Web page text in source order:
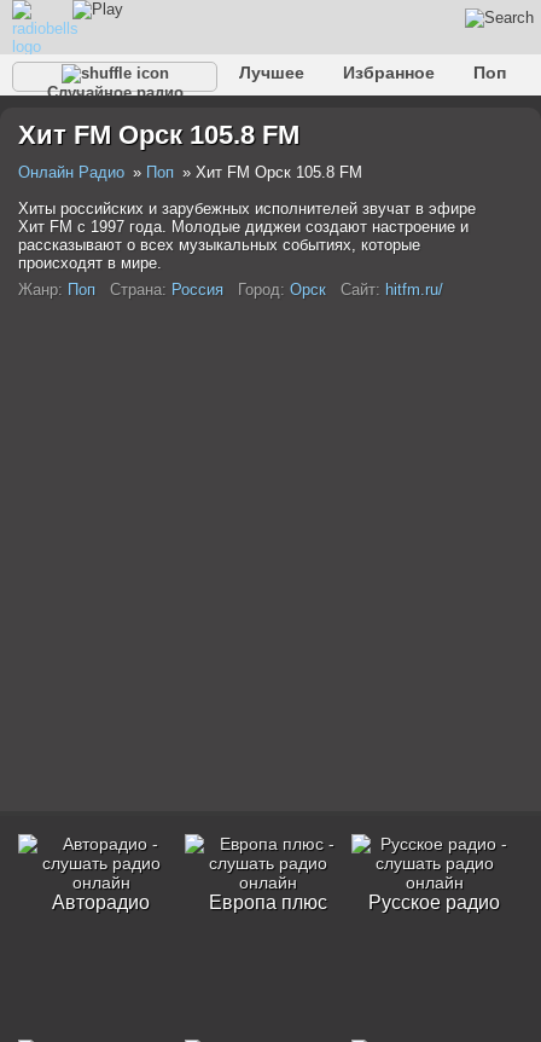
Случайное радио
Лучшее Избранное
Поп
Разговорное
Рэп Транс
Хит FM Орск 105.8 FM
Онлайн Радио Поп
Хит FM Орск 105.8 FM
Хиты российских и зарубежных исполнителей звучат в эфире
Хит FM с 1997 года. Молодые диджеи создают настроение и
рассказывают о всех музыкальных событиях, которые
происходят в мире.
Жанр: Поп Страна: Россия Город: Орск Сайт: hitfm.ru/
Авторадио Европа плюс Русское радио